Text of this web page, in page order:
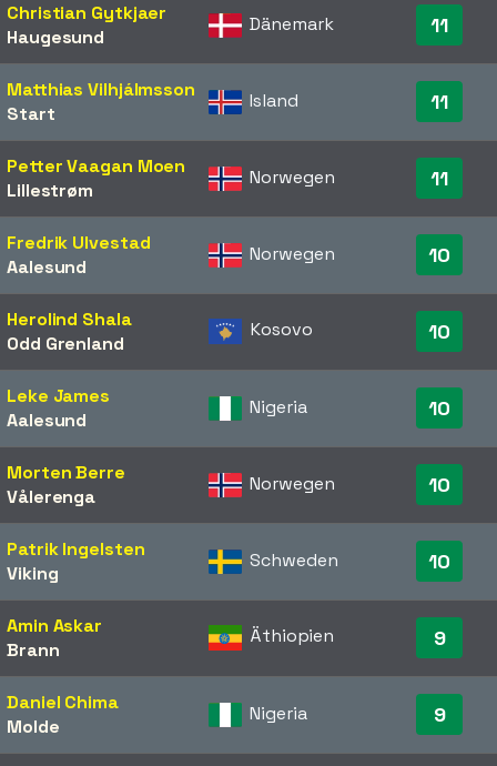
Christian Gytkjaer
Haugesund
Dänemark 11
Matthias Vilhjálmsson
Start
Island 11
Petter Vaagan Moen
Lillestrøm
Norwegen 11
Fredrik Ulvestad
Aalesund
Norwegen 10
Herolind Shala
Odd Grenland
Kosovo 10
Leke James
Aalesund
Nigeria 10
Morten Berre
Vålerenga
Norwegen 10
Patrik Ingelsten
Viking
Schweden 10
Amin Askar
Brann
Äthiopien 9
Daniel Chima
Molde
Nigeria 9